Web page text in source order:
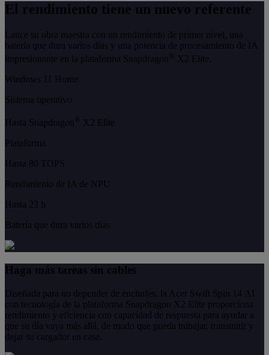
El rendimiento tiene un nuevo referente
Lance su obra maestra con un rendimiento de primer nivel, una
batería que dura varios días y una potencia de procesamiento de IA
impresionante en la plataforma Snapdragon ® X2 Elite.
Windows 11 Home
Sistema operativo
Hasta Snapdragon ® X2 Elite
Plataforma
Hasta 80 TOPS
Rendimiento de IA de NPU
Hasta 23 h
Batería que dura varios días
Haga más tareas sin cables
Diseñada para no depender de enchufes, la Acer Swift Spin 14 AI
con tecnología de la plataforma Snapdragon X2 Elite proporciona
rendimiento y eficiencia con capacidad de respuesta para ayudar a
que su día vaya más allá, de modo que pueda trabajar, transmitir y
dejar su cargador en casa.